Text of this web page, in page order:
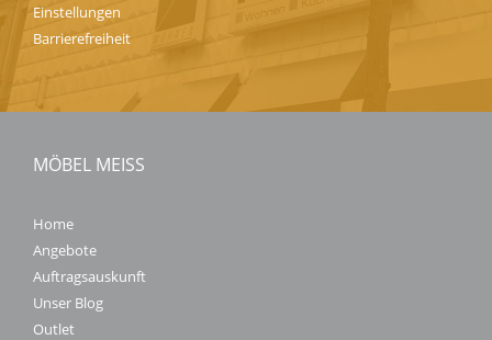
Einstellungen
Barrierefreiheit
MÖBEL MEISS
Home
Angebote
Auftragsauskunft
Unser Blog
Outlet